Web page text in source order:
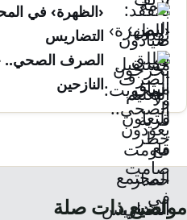
‹الظهرة› في
التضاريس
الصرف
النازحين
مواضيع ذات صلة